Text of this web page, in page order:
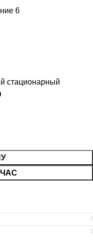
стационарный